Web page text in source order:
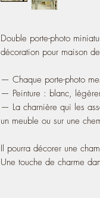
Double porte-photo
décoration pour maison
— Chaque porte-photo
— Peinture : blanc,
— La charnière qui les
un meuble ou sur une
Il pourra décorer une
Une touche de charme